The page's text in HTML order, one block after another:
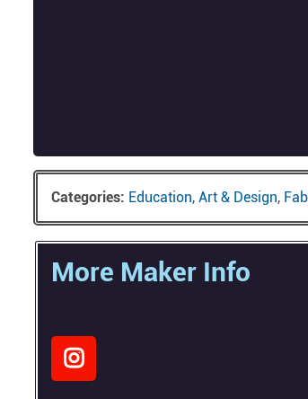
Categories: Education, Art & Design,
More Maker Info